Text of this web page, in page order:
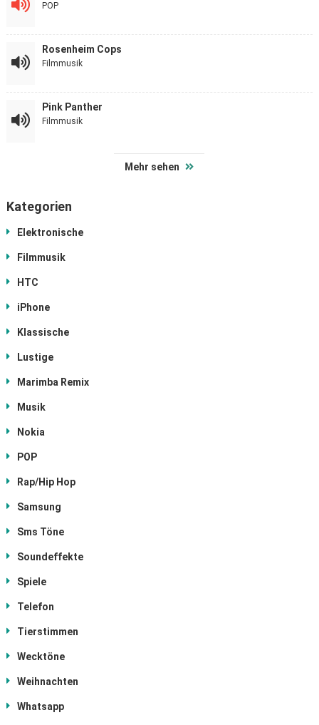
POP
Rosenheim Cops
Filmmusik
Pink Panther
Filmmusik
Mehr sehen
Kategorien
Elektronische
Filmmusik
HTC
iPhone
Klassische
Lustige
Marimba Remix
Musik
Nokia
POP
Rap/Hip Hop
Samsung
Sms Töne
Soundeffekte
Spiele
Telefon
Tierstimmen
Wecktöne
Weihnachten
Whatsapp